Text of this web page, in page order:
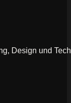
Design und